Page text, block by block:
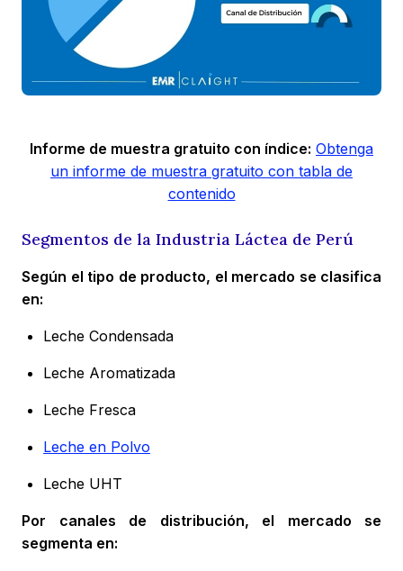
Informe de muestra gratuito con índice: Obtenga
un informe de muestra gratuito con tabla de
contenido
Segmentos de la Industria Láctea de Perú
Según el tipo de producto, el mercado se clasifica
en:
Leche Condensada
Leche Aromatizada
Leche Fresca
Leche en Polvo
Leche UHT
Por canales de distribución, el mercado se
segmenta en: